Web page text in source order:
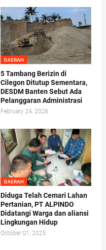
DAERAH
5 Tambang Berizin di
Cilegon Ditutup Sementara,
DESDM Banten Sebut Ada
Pelanggaran Administrasi
February 24, 2026
DAERAH
Diduga Telah Cemari Lahan
Pertanian, PT ALPINDO
Didatangi Warga dan aliansi
Lingkungan Hidup
October 01, 2025